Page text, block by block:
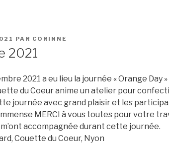
PAR CORINNE
2021
2021 a eu lieu la journée « Orange Day
du Coeur anime un atelier pour
journée avec grand plaisir et les
MERCI à vous toutes pour votre
accompagnée durant cette journée.
Couette du Coeur, Nyon